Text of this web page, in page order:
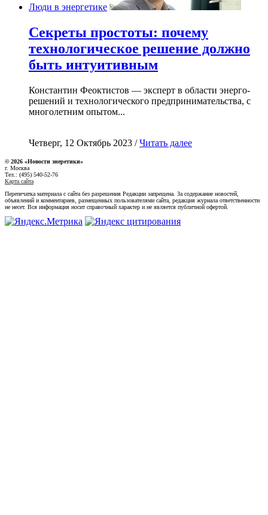
Люди в энергетике
Секреты простоты: почему
технологическое решение должно
быть интуитивным
Константин Феоктистов — эксперт в области энерго-
решений и технологического предпринимательства, с
многолетним опытом...
Четверг, 12 Октябрь 2023 /Читать далее
© 2026 «Новости энеретики»
г. Москва
Тел.: (495) 540-52-76
Карта сайта
Перепечатка материала с сайта без разрешения Редакции запрещена. За содержание новостей,
объявлений и комментариев, размещенных пользователями сайта, редакция журнала ответственности
не несет. Вся информация носит справочный характер и не является публичной офертой.